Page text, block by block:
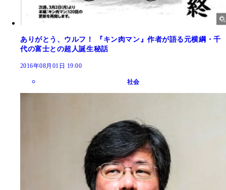
ありがとう、ウルフ！ 『キン肉マン』作者が語る元横綱・千
代の富士との超人誕生秘話
2016年08月01日 19:00
社会